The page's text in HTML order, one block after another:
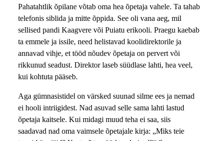
Pahatahtlik õpilane võtab oma hea õpetaja vahele. Ta tahab
telefonis siblida ja mitte õppida. See oli vana aeg, mil
sellised pandi Kaagvere või Puiatu erikooli. Praegu kaebab
ta emmele ja issile, need helistavad koolidirektorile ja
annavad vihje, et tööd nõudev õpetaja on pervert või
rikkunud seadust. Direktor laseb süüdlase lahti, hea veel,
kui kohtuta pääseb.
Aga gümnasistidel on värsked suunad silme ees ja nemad
ei hooli intriigidest. Nad asuvad selle sama lahti lastud
õpetaja kaitsele. Kui midagi muud teha ei saa, siis
saadavad nad oma vaimsele õpetajale kirja: „Miks teie